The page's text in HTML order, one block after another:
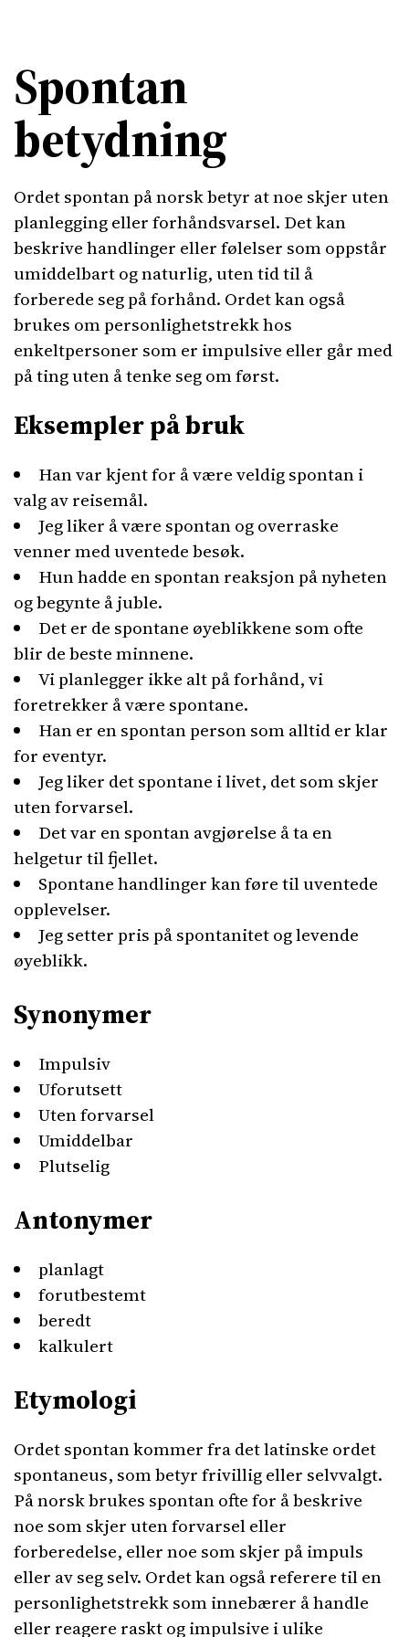
Spontan
betydning
Ordet spontan på norsk betyr at noe skjer uten
planlegging eller forhåndsvarsel. Det kan
beskrive handlinger eller følelser som oppstår
umiddelbart og naturlig, uten tid til å
forberede seg på forhånd. Ordet kan også
brukes om personlighetstrekk hos
enkeltpersoner som er impulsive eller går med
på ting uten å tenke seg om først.
Eksempler på bruk
Han var kjent for å være veldig spontan i
valg av reisemål.
Jeg liker å være spontan og overraske
venner med uventede besøk.
Hun hadde en spontan reaksjon på nyheten
og begynte å juble.
Det er de spontane øyeblikkene som ofte
blir de beste minnene.
Vi planlegger ikke alt på forhånd, vi
foretrekker å være spontane.
Han er en spontan person som alltid er klar
for eventyr.
Jeg liker det spontane i livet, det som skjer
uten forvarsel.
Det var en spontan avgjørelse å ta en
helgetur til fjellet.
Spontane handlinger kan føre til uventede
opplevelser.
Jeg setter pris på spontanitet og levende
øyeblikk.
Synonymer
Impulsiv
Uforutsett
Uten forvarsel
Umiddelbar
Plutselig
Antonymer
planlagt
forutbestemt
beredt
kalkulert
Etymologi
Ordet spontan kommer fra det latinske ordet
spontaneus, som betyr frivillig eller selvvalgt.
På norsk brukes spontan ofte for å beskrive
noe som skjer uten forvarsel eller
forberedelse, eller noe som skjer på impuls
eller av seg selv. Ordet kan også referere til en
personlighetstrekk som innebærer å handle
eller reagere raskt og impulsive i ulike